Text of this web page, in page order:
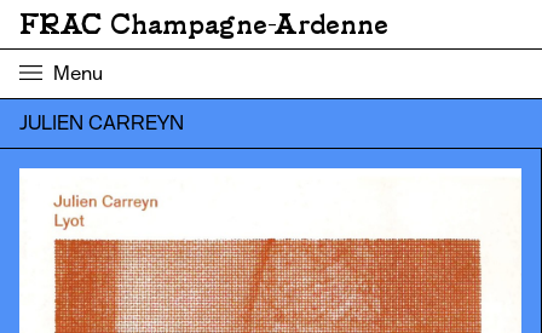
FRAC Champagne-Ardenne
Menu
JULIEN CARREYN